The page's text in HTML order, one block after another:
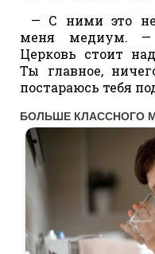
— С ними это не
меня медиум. —
Церковь стоит
Ты главное,
постараюсь тебя